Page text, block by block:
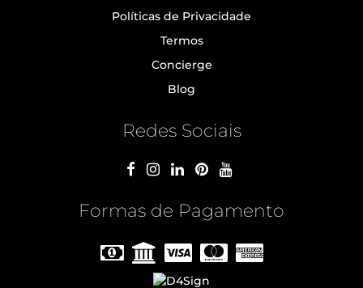
Políticas de Privacidade
Termos
Concierge
Blog
Redes Sociais
Formas de Pagamento